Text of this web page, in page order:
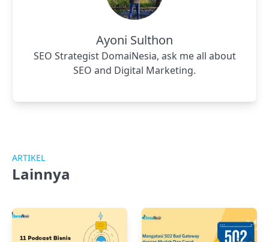
Ayoni Sulthon
SEO Strategist DomaiNesia, ask me all about
SEO and Digital Marketing.
ARTIKEL
Lainnya